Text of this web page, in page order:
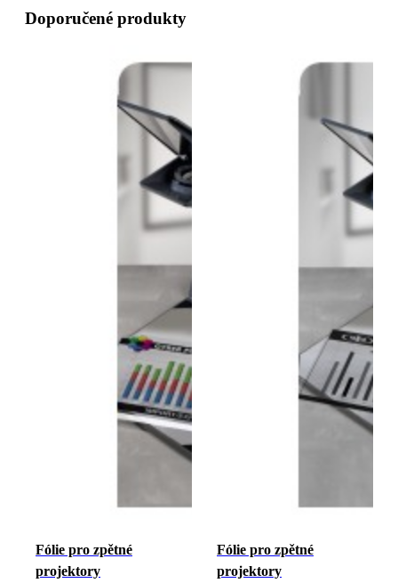
Doporučené produkty
Fólie pro zpětné
projektory
Fólie pro zpětné
projektory